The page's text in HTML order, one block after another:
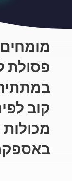
מומחים
פסולת
קוב